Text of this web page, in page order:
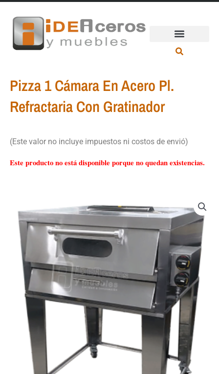
contenido
Pizza 1 Cámara En Acero Pl.
Refractaria Con Gratinador
(Este valor no incluye impuestos ni costos de envió)
Este producto no está disponible porque no quedan existencias.